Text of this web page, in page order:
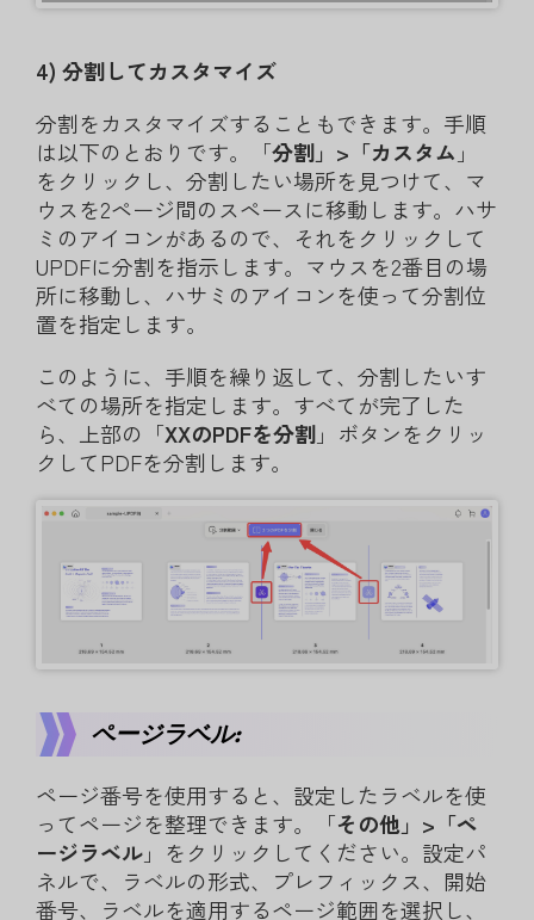
4) 分割してカスタマイズ
分割をカスタマイズすることもできます。手順
は以下のとおりです。「分割」>「カスタム 」
をクリックし、分割したい場所を見つけて、マ
ウスを2ページ間のスペースに移動します。ハサ
ミのアイコンがあるので、それをクリックして
UPDFに分割を指示します。マウスを2番目の場
所に移動し、ハサミのアイコンを使って分割位
置を指定します。
このように、手順を繰り返して、分割したいす
べての場所を指定します。すべてが完了した
ら、上部の「XXのPDFを分割」ボタンをクリッ
クしてPDFを分割します。
ページラベル:
ページ番号を使用すると、設定したラベルを使
ってページを整理できます。「その他」>「ペ
ージラベル」をクリックしてください。設定パ
ネルで、ラベルの形式、プレフィックス、開始
番号、ラベルを適用するページ範囲を選択し、